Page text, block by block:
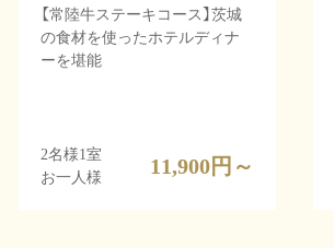
【常陸牛ステーキコース】茨城
の食材を使ったホテルディナ
ーを堪能
2名様1室
お一人様
11,900円～